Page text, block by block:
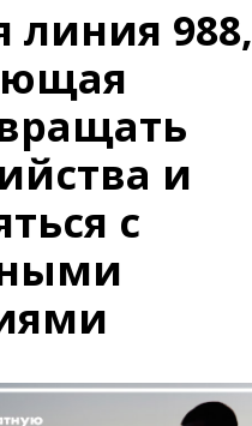
линия 988,
и
с